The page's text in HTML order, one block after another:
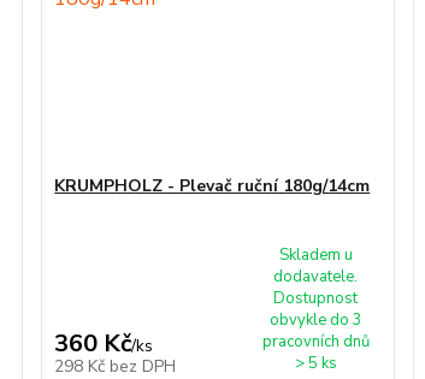
KRUMPHOLZ - Plevač ruční 180g/14cm
360 Kč/ks
298 Kč bez DPH
Skladem u
dodavatele.
Dostupnost
obvykle do 3
pracovních dnů
> 5 ks